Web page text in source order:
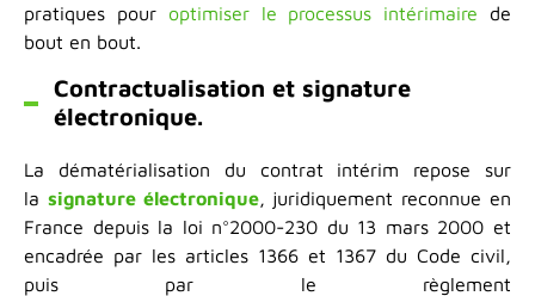
pratiques pour optimiser le processus intérimaire de
bout en bout.
Contractualisation et signature
électronique.
La dématérialisation du contrat intérim repose sur
la signature électronique, juridiquement reconnue en
France depuis la loi n°2000-230 du 13 mars 2000 et
encadrée par les articles 1366 et 1367 du Code civil,
puis par le règlement